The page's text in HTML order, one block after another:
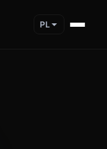
PL